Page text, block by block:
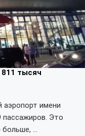
тысяч
аэропорт имени
пассажиров. Это
больше, …